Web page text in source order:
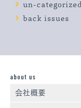
un-categorized
back issues
about us
会社概要